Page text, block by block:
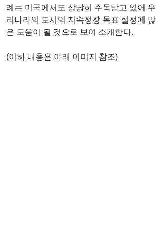
례는 미국에서도 상당히 주목받고 있어 우
리나라의 도시의 지속성장 목표 설정에 많
은 도움이 될 것으로 보여 소개한다.
(이하 내용은 아래 이미지 참조)